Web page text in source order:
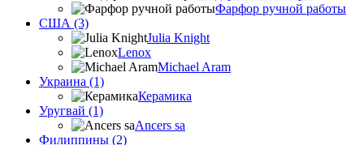
Фарфор ручной работы
США (3)
Julia Knight
Lenox
Michael Aram
Украина (1)
Керамика
Уругвай (1)
Ancers sa
Филиппины (2)